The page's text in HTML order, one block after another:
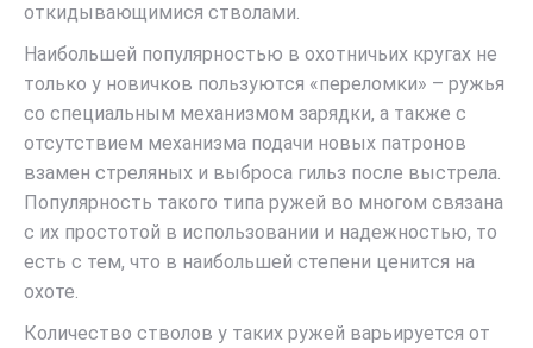
откидывающимися стволами.
Наибольшей популярностью в охотничьих кругах не
только у новичков пользуются «переломки» – ружья
со специальным механизмом зарядки, а также с
отсутствием механизма подачи новых патронов
взамен стреляных и выброса гильз после выстрела.
Популярность такого типа ружей во многом связана
с их простотой в использовании и надежностью, то
есть с тем, что в наибольшей степени ценится на
охоте.
Количество стволов у таких ружей варьируется от